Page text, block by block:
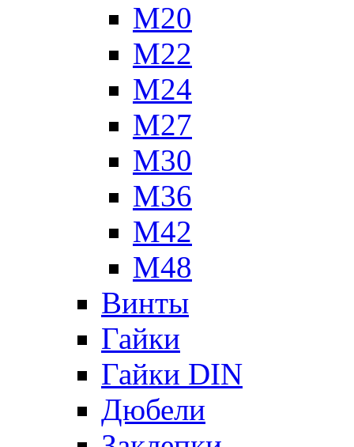
М20
М22
М24
М27
М30
М36
М42
М48
Винты
Гайки
Гайки DIN
Дюбели